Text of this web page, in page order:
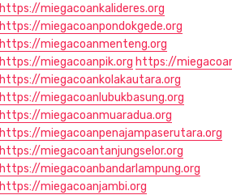
https://miegacoankalideres.org
https://miegacoanpondokgede.org
https://miegacoanmenteng.org
https://miegacoanpik.org https://
https://miegacoankolakautara.org
https://miegacoanlubukbasung.org
https://miegacoanmuaradua.org
https://miegacoanpenajampaserutara.org
https://miegacoantanjungselor.org
https://miegacoanbandarlampung.org
https://miegacoanjambi.org